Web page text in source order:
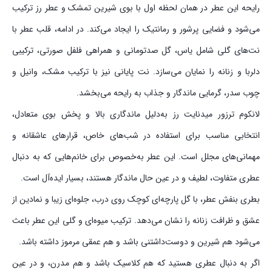
رایحه این عطر در همان لحظه اول با بوی شیرین تمشک و عطر رز ترکیب
می‌شود و فضایی پرشور و رمانتیک را ایجاد می‌کند. در ادامه، قلب عطر با
نت‌های گلی شامل یاس، گل صدتومانی و همراهی فلفل صورتی، ترکیبی
دلربا و زنانه را نمایان می‌سازد. نت پایانی نیز با ترکیب مشک، وانیل و
چوب سدر، گرمایی ماندگار و جذاب به رایحه می‌بخشد.
لانکوم ترزور میدنایت رز به‌دلیل ماندگاری بالا و پخش بوی متعادل،
انتخابی مناسب برای استفاده در شب‌های خاص، قرارهای عاشقانه و
مهمانی‌های مجلل است. این عطر به‌خصوص برای خانم‌هایی که به دنبال
عطری متفاوت، لطیف و در عین حال ماندگار هستند، بسیار ایده‌آل است.
بطری بنفش عطر، با گل پارچه‌ای کوچک روی درب، جلوه‌ای زیبا و نمادین از
عشق و ظرافت زنانه را نشان می‌دهد. ترکیب میوه‌ای و گلی این عطر باعث
می‌شود هم شیرین و دوست‌داشتنی باشد و هم عمقی مرموز داشته باشد.
اگر به دنبال عطری هستید که هم کلاسیک باشد و هم مدرن، و در عین